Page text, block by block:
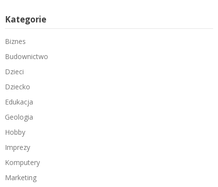
Kategorie
Biznes
Budownictwo
Dzieci
Dziecko
Edukacja
Geologia
Hobby
Imprezy
Komputery
Marketing